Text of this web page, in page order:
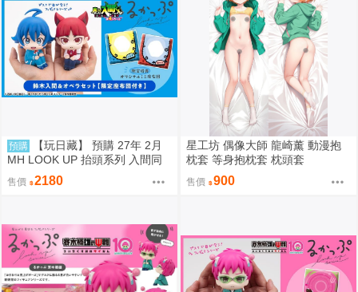
預購
【玩日藏】 預購 27年 2月
MH LOOK UP 抬頭系列 入間同
學入魔了 鈴木入間 Iruma Suzuki
& 歐佩拉 抬頭公仔 特典 代理版
售價 2180
星工坊 偶像大師 龍崎薰 動漫抱
枕套 等身抱枕套 枕頭套
售價 900